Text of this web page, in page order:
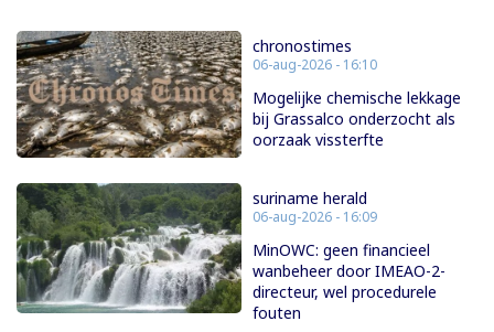
chronostimes
06-aug-2026 - 16:10
Mogelijke chemische lekkage
bij Grassalco onderzocht als
oorzaak vissterfte
suriname herald
06-aug-2026 - 16:09
MinOWC: geen financieel
wanbeheer door IMEAO-2-
directeur, wel procedurele
fouten